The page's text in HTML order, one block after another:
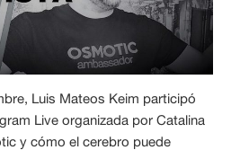
Luis Mateos Keim participó
Live organizada por Catalina
y cómo el cerebro puede